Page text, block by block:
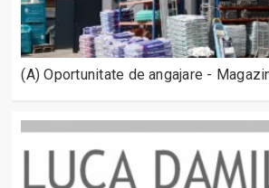
(A) Oportunitate de angajare -